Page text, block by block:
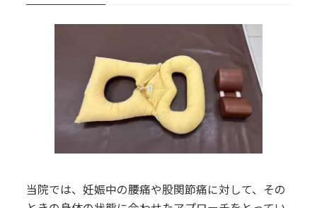
当院では、妊娠中の腰痛や股関節痛に対して、その